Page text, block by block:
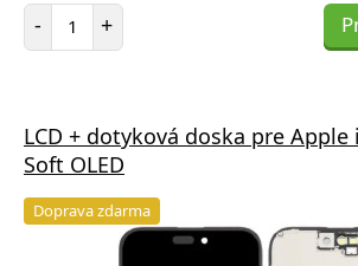
- Počet položiek
+
LCD + dotyková doska pre Apple
Soft OLED
Doprava zdarma